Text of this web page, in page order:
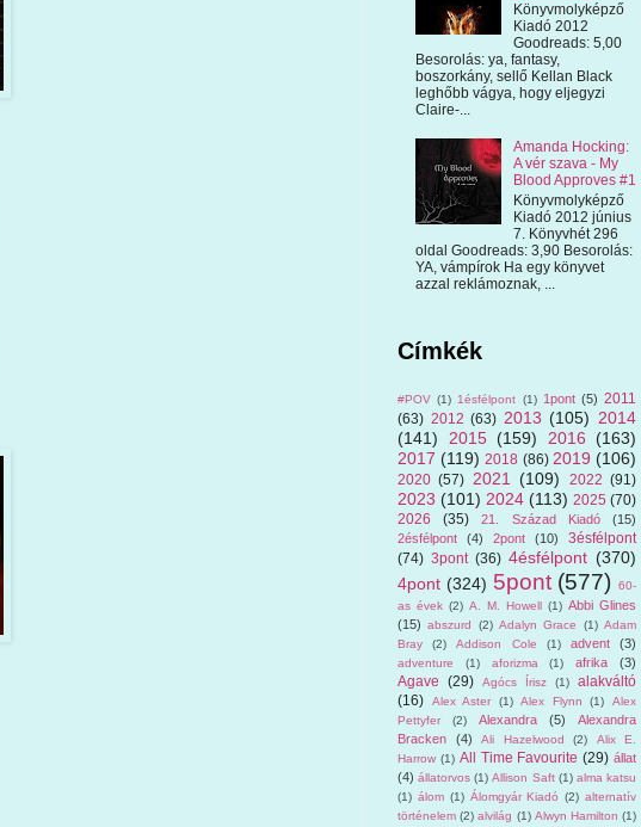
Könyvmolyképző
Kiadó 2012
Goodreads: 5,00
Besorolás: ya, fantasy,
boszorkány, sellő Kellan Black
leghőbb vágya, hogy eljegyzi
Claire-...
Amanda Hocking:
A vér szava - My
Blood Approves #1
Könyvmolyképző
Kiadó 2012 június
7. Könyvhét 296
oldal Goodreads: 3,90 Besorolás:
YA, vámpírok Ha egy könyvet
azzal reklámoznak, ...
Címkék
#POV (1) 1ésfélpont (1) 1pont (5) 2011
(63) 2012 (63) 2013 (105) 2014
(141)
2015 (159) 2016
(163)
2017 (119) 2018 (86) 2019 (106)
2020 (57) 2021 (109) 2022 (91)
2023 (101) 2024 (113) 2025 (70)
2026
(35) 21. Század Kiadó
(15)
2ésfélpont
(4) 2pont (10)
3ésfélpont
(74) 3pont (36) 4ésfélpont (370)
4pont (324) 5pont (577) 60-
as évek (2) A. M. Howell (1) Abbi Glines
(15) abszurd (2) Adalyn Grace (1) Adam
Bray
(2) Addison Cole (1) advent (3)
adventure (1) aforizma (1) afrika (3)
Agave (29) Agócs Írisz (1)
alakváltó
(16)
Alex Aster (1) Alex Flynn (1)
Alex
Pettyfer
(2) Alexandra (5)
Alexandra
Bracken
(4) Ali Hazelwood (2)
Alix E.
Harrow (1) All Time Favourite (29) állat
(4) állatorvos (1) Allison Saft (1) alma katsu
(1) álom (1) Álomgyár Kiadó (2) alternatív
történelem (2) alvilág (1) Alwyn Hamilton (1)